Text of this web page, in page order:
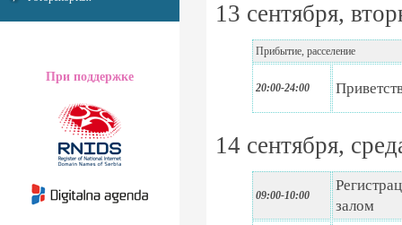
При поддержке
13 сентября,
Прибытие, расселение
20:00-24:00
14 сентября,
09:00-10:00
залом